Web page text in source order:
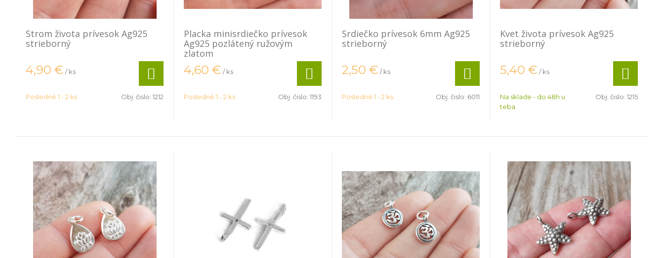
Strom života prívesok Ag925
strieborný
4,90 € / ks
Posledné 1 - 2 ks Obj. čislo: 1212
Placka minisrdiečko prívesok
Ag925 pozlátený ružovým
zlatom
4,60 € / ks
Posledné 1 - 2 ks Obj. čislo: 1193
Srdiečko prívesok 6mm Ag925
strieborný
2,50 € / ks
Posledné 1 - 2 ks Obj. čislo: 6011
Kvet života prívesok Ag925
strieborný
5,40 € / ks
Na sklade - do 48h u
teba
Obj. čislo: 1215